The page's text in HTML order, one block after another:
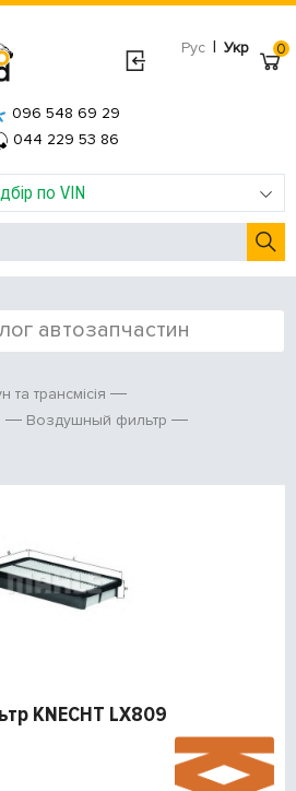
Рус | Укр
по VIN
096 548 69 29
044 229 53 86
0
автозапчастин
та трансмісія
Воздушный фильтр
KNECHT LX809